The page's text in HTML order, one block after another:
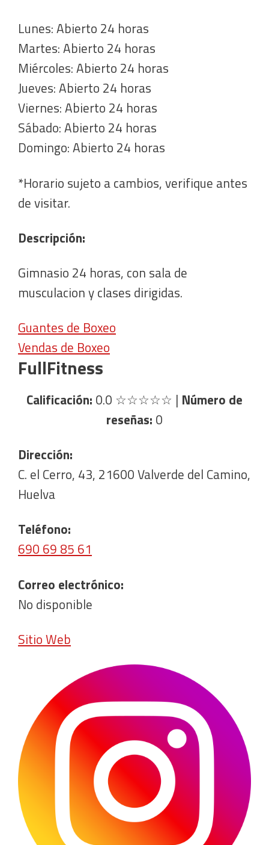
Lunes: Abierto 24 horas
Martes: Abierto 24 horas
Miércoles: Abierto 24 horas
Jueves: Abierto 24 horas
Viernes: Abierto 24 horas
Sábado: Abierto 24 horas
Domingo: Abierto 24 horas
*Horario sujeto a cambios, verifique antes
de visitar.
Descripción:
Gimnasio 24 horas, con sala de
musculacion y clases dirigidas.
Guantes de Boxeo
Vendas de Boxeo
FullFitness
Calificación: 0.0 ☆☆☆☆☆ | Número de
reseñas: 0
Dirección:
C. el Cerro, 43, 21600 Valverde del Camino,
Huelva
Teléfono:
690 69 85 61
Correo electrónico:
No disponible
Sitio Web